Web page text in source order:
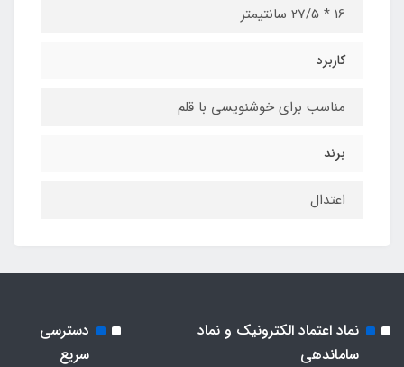
16 * 27/5 سانتیمتر
کاربرد
مناسب برای خوشنویسی با قلم
برند
اعتدال
نماد اعتماد الکترونیک و نماد
ساماندهی
دسترسی
سریع